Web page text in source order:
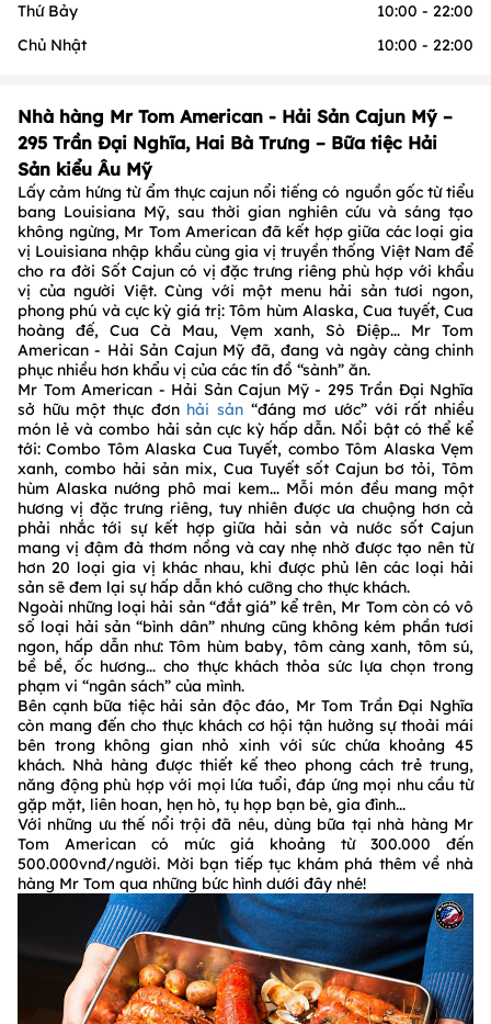
Thứ Bảy
10:00 - 22:00
Chủ Nhật
10:00 - 22:00
Nhà hàng Mr Tom American - Hải Sản Cajun Mỹ –
295 Trần Đại Nghĩa, Hai Bà Trưng – Bữa tiệc Hải
Sản kiểu Âu Mỹ
Lấy cảm hứng từ ẩm thực cajun nổi tiếng có nguồn gốc từ tiểu
bang Louisiana Mỹ, sau thời gian nghiên cứu và sáng tạo
không ngừng, Mr Tom American đã kết hợp giữa các loại gia
vị Louisiana nhập khẩu cùng gia vị truyền thống Việt Nam để
cho ra đời Sốt Cajun có vị đặc trưng riêng phù hợp với khẩu
vị của người Việt. Cùng với một menu hải sản tươi ngon,
phong phú và cực kỳ giá trị: Tôm hùm Alaska, Cua tuyết, Cua
hoàng đế, Cua Cà Mau, Vẹm xanh, Sò Điệp... Mr Tom
American - Hải Sản Cajun Mỹ đã, đang và ngày càng chinh
phục nhiều hơn khẩu vị của các tín đồ “sành” ăn.
Mr Tom American - Hải Sản Cajun Mỹ - 295 Trần Đại Nghĩa
sở hữu một thực đơn hải sản “đáng mơ ước” với rất nhiều
món lẻ và combo hải sản cực kỳ hấp dẫn. Nổi bật có thể kể
tới: Combo Tôm Alaska Cua Tuyết, combo Tôm Alaska Vẹm
xanh, combo hải sản mix, Cua Tuyết sốt Cajun bơ tỏi, Tôm
hùm Alaska nướng phô mai kem... Mỗi món đều mang một
hương vị đặc trưng riêng, tuy nhiên được ưa chuộng hơn cả
phải nhắc tới sự kết hợp giữa hải sản và nước sốt Cajun
mang vị đậm đà thơm nồng và cay nhẹ nhờ được tạo nên từ
hơn 20 loại gia vị khác nhau, khi được phủ lên các loại hải
sản sẽ đem lại sự hấp dẫn khó cưỡng cho thực khách.
Ngoài những loại hải sản “đắt giá” kể trên, Mr Tom còn có vô
số loại hải sản “bình dân” nhưng cũng không kém phần tươi
ngon, hấp dẫn như: Tôm hùm baby, tôm càng xanh, tôm sú,
bề bề, ốc hương... cho thực khách thỏa sức lựa chọn trong
phạm vi “ngân sách” của mình.
Bên cạnh bữa tiệc hải sản độc đáo, Mr Tom Trần Đại Nghĩa
còn mang đến cho thực khách cơ hội tận hưởng sự thoải mái
bên trong không gian nhỏ xinh với sức chứa khoảng 45
khách. Nhà hàng được thiết kế theo phong cách trẻ trung,
năng động phù hợp với mọi lứa tuổi, đáp ứng mọi nhu cầu từ
gặp mặt, liên hoan, hẹn hò, tụ họp bạn bè, gia đình...
Với những ưu thế nổi trội đã nêu, dùng bữa tại nhà hàng Mr
Tom American có mức giá khoảng từ 300.000 đến
500.000vnđ/người. Mời bạn tiếp tục khám phá thêm về nhà
hàng Mr Tom qua những bức hình dưới đây nhé!